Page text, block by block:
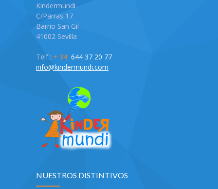
Kindermundi
C/Parras 17
Barrio San Gil
41002 Sevilla
Telf.: + 34 644 37 20 77
info@kindermundi.com
NUESTROS DISTINTIVOS